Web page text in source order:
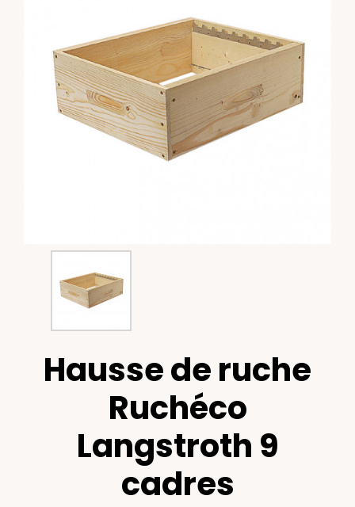
Hausse de ruche
Ruchéco
Langstroth 9
cadres